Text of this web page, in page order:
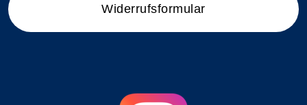
Widerrufsformular